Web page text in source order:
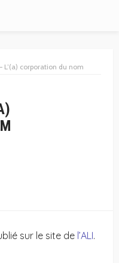
L’(a) corporation du nom
sur le site de l’ALI.